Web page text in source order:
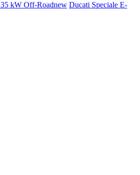
35 kW Off-Roadnew Ducati Speciale E-